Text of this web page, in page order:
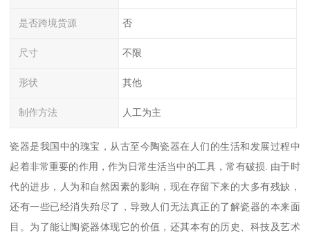
是否跨境货源 否
尺寸 不限
形状 其他
制作方法 人工为主
瓷器是我国中的瑰宝，从古至今陶瓷器在人们的生活和发展过程中
起着非常重要的作用，作为日常生活当中的工具，常有破损. 由于时
代的进步，人为和自然因素的影响，现在存留下来的大多有残缺，
还有一些已经消失殆尽了，导致人们无法真正的了解瓷器的本来面
目。为了能让陶瓷器体现它的价值，还其本有的历史、科技及艺术